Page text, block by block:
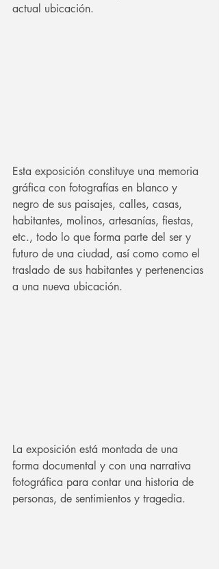
actual ubicación.
Esta exposición constituye una memoria
gráfica con fotografías en blanco y
negro de sus paisajes, calles, casas,
habitantes, molinos, artesanías, fiestas,
etc., todo lo que forma parte del ser y
futuro de una ciudad, así como como el
traslado de sus habitantes y pertenencias
a una nueva ubicación.
La exposición está montada de una
forma documental y con una narrativa
fotográfica para contar una historia de
personas, de sentimientos y tragedia.